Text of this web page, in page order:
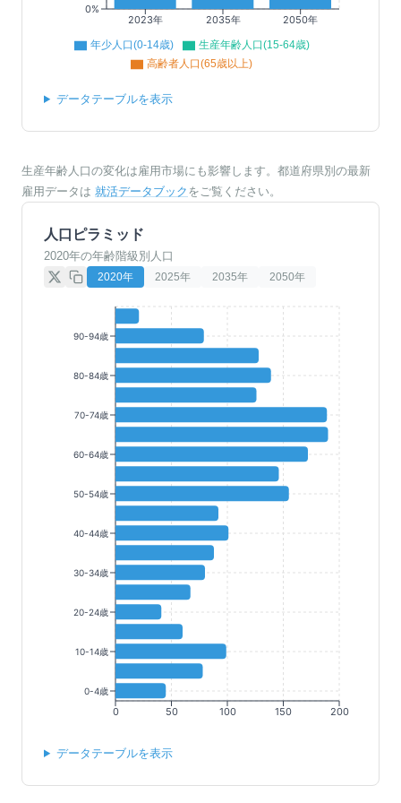
2023年 2035年 2050年
0%
年少人口(0-14歳)
生産年齢人口(15-64歳)
高齢者人口(65歳以上)
データテーブルを表示
生産年齢人口の変化は雇用市場にも影響します。都道府県別の最新
雇用データは 就活データブック をご覧ください。
人口ピラミッド
2020年の年齢階級別人口
2020年 2025年 2035年 2050年
0 50 100 150 200
90-94歳
80-84歳
70-74歳
60-64歳
50-54歳
40-44歳
30-34歳
20-24歳
10-14歳
0-4歳
データテーブルを表示